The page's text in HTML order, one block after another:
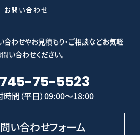
お問い合わせ
わせやお見積もり・ご相談などお気軽
い合わせください。
75-5523
時間（平日）09:00～18:00
い合わせフォーム